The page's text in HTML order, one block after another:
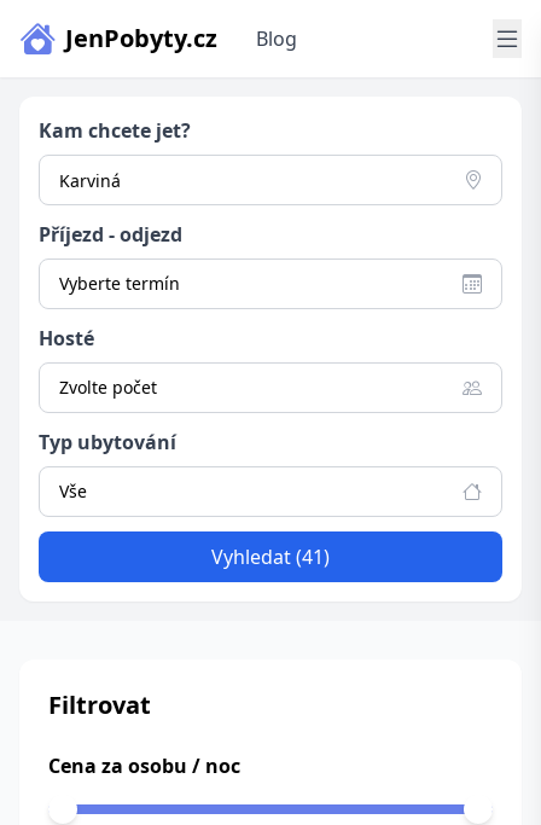
JenPobyty.cz Blog
Kam chcete jet?
Příjezd - odjezd
Vyberte termín
Hosté
Zvolte počet
Typ ubytování
Vše
Vyhledat (41)
Filtrovat
Cena za osobu / noc